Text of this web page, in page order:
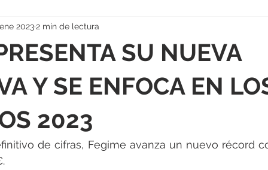
P060000 elektrotools-P027000
P096000 elektrotools-P041000 elektrotools-
P046000 elektrotools-P121000
SU NUEVA
Y SE ENFOCA EN
2023
20232 min de lectura
de cifras, Fegime avanza un nuevo récord